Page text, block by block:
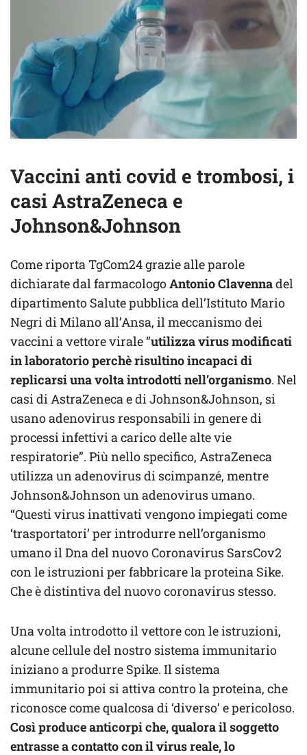
Vaccini anti covid e trombosi, i
casi AstraZeneca e
Johnson&Johnson
Come riporta TgCom24 grazie alle parole
dichiarate dal farmacologoAntonio Clavennadel
dipartimento Salute pubblica dell’Istituto Mario
Negri di Milano all’Ansa, il meccanismo dei
vaccini a vettore virale “utilizza virus modificati
in laboratorio perchè risultino incapaci di
replicarsi una volta introdotti nell’organismo. Nel
casi di AstraZeneca e di Johnson&Johnson, si
usano adenovirus responsabili in genere di
processi infettivi a carico delle alte vie
respiratorie”. Più nello specifico, AstraZeneca
utilizza un adenovirus di scimpanzé, mentre
Johnson&Johnson un adenovirus umano.
“Questi virus inattivati vengono impiegati come
‘trasportatori’ per introdurre nell’organismo
umano il Dna del nuovo Coronavirus SarsCov2
con le istruzioni per fabbricare la proteina Sike.
Che è distintiva del nuovo coronavirus stesso.
Una volta introdotto il vettore con le istruzioni,
alcune cellule del nostro sistema immunitario
iniziano a produrre Spike. Il sistema
immunitario poi si attiva contro la proteina, che
riconosce come qualcosa di ‘diverso’ e pericoloso.
Così produce anticorpi che, qualora il soggetto
entrasse a contatto con il virus reale, lo